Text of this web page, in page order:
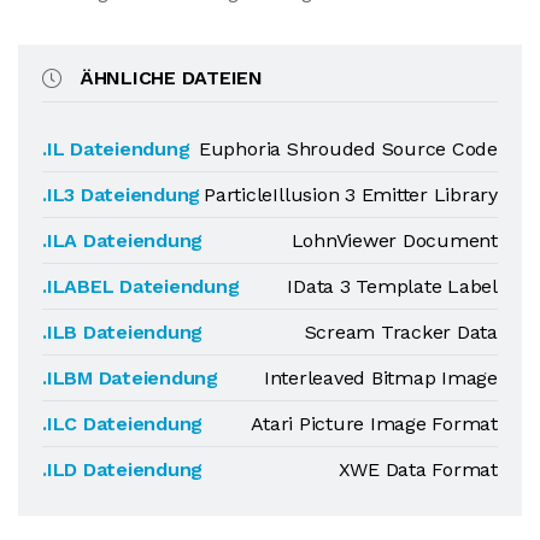
ÄHNLICHE DATEIEN
.IL Dateiendung Euphoria Shrouded Source Code
.IL3 Dateiendung ParticleIllusion 3 Emitter Library
.ILA Dateiendung
LohnViewer Document
.ILABEL Dateiendung
IData 3 Template Label
.ILB Dateiendung
Scream Tracker Data
.ILBM Dateiendung
Interleaved Bitmap Image
.ILC Dateiendung
Atari Picture Image Format
.ILD Dateiendung
XWE Data Format